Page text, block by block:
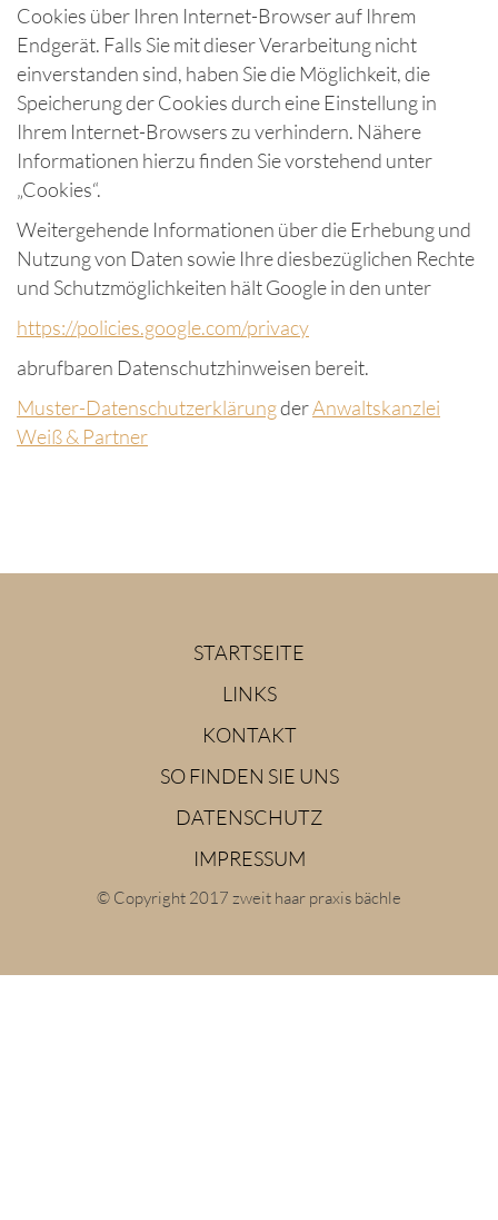
Cookies über Ihren Internet-Browser auf Ihrem
Endgerät. Falls Sie mit dieser Verarbeitung nicht
einverstanden sind, haben Sie die Möglichkeit, die
Speicherung der Cookies durch eine Einstellung in
Ihrem Internet-Browsers zu verhindern. Nähere
Informationen hierzu finden Sie vorstehend unter
„Cookies“.
Weitergehende Informationen über die Erhebung und
Nutzung von Daten sowie Ihre diesbezüglichen Rechte
und Schutzmöglichkeiten hält Google in den unter
https://policies.google.com/privacy
abrufbaren Datenschutzhinweisen bereit.
Muster-DatenschutzerklärungderAnwaltskanzlei
Weiß & Partner
STARTSEITE
LINKS
KONTAKT
SO FINDEN SIE UNS
DATENSCHUTZ
IMPRESSUM
© Copyright 2017 zweit haar praxis bächle